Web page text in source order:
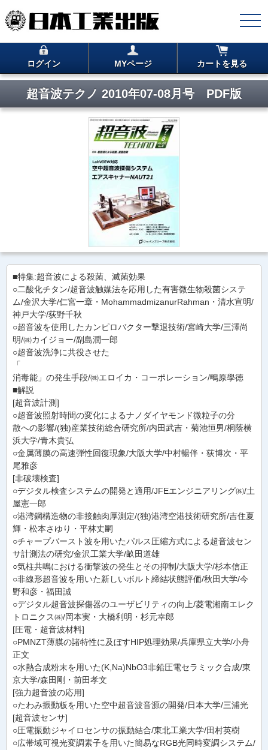
ログイン MYページ カートを見る
超音波テクノ 2010年07-08月号 PDF版
■特集:超音波による殺菌、滅菌効果
○二酸化チタン/超音波触媒法を応用した有害微生物殺菌システ
ム/金沢大学/仁宮一章・MohammadmizanurRahman・清水宣明/
神戸大学/荻野千秋
○超音波を使用したカンピロバクター撃退技術/宮崎大学/三澤尚
明/㈱カイジョー/副島潤一郎
○超音波洗浄に共役させた
「
消毒能」の発生手段/㈱エロイカ・コーポレーション/鴫原學徳
■解説
[超音波計測]
○超音波照射時間の変化によるナノダイヤモンド微粒子の分
散への影響/(独)産業技術総合研究所/内田武吉・菊池恒男/桐蔭横
浜大学/青木貴弘
○金属薄膜の高速弾性回復現象/大阪大学/中村暢伴・荻博次・平
尾雅彦
[非破壊検査]
○デジタル検査システムの開発と適用/JFEエンジニアリング㈱/土
屋憲一郎
○港湾鋼構造物の非接触肉厚測定/(独)港湾空港技術研究所/吉住夏
輝・松本さゆり・平林丈嗣
○チャープバースト波を用いたパルス圧縮方式による超音波セン
サ計測法の研究/金沢工業大学/畝田道雄
○気柱共鳴における衝撃波の発生とその抑制/大阪大学/杉本信正
○非線形超音波を用いた新しいボルト締結状態評価/秋田大学/今
野和彦・福田誠
○デジタル超音波探傷器のユーザビリティの向上/菱電湘南エレク
トロニクス㈱/岡本実・大橋利明・杉元幸郎
[圧電・超音波材料]
○PMNZT薄膜の諸特性に及ぼすHIP処理効果/兵庫県立大学/小舟
正文
○水熱合成粉末を用いた(K,Na)NbO3非鉛圧電セラミック合成/東
京大学/森田剛・前田孝文
[強力超音波の応用]
○たわみ振動板を用いた空中超音波音源の開発/日本大学/三浦光
[超音波センサ]
○圧電振動ジャイロセンサの振動結合/東北工業大学/田村英樹
○広帯域可視光変調素子を用いた簡易なRGB光同時変調システム/